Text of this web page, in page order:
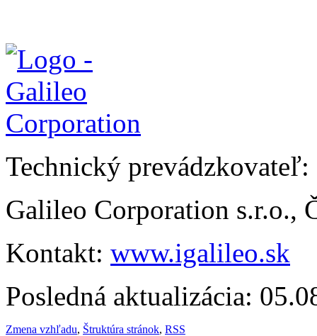
Technický prevádzkovateľ:
Galileo Corporation s.r.o.,
Kontakt: www.igalileo.sk
Posledná aktualizácia:
Zmena vzhľadu, Štruktúra stránok, RSS